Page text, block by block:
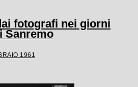
fotografi nei giorni
Sanremo
1961